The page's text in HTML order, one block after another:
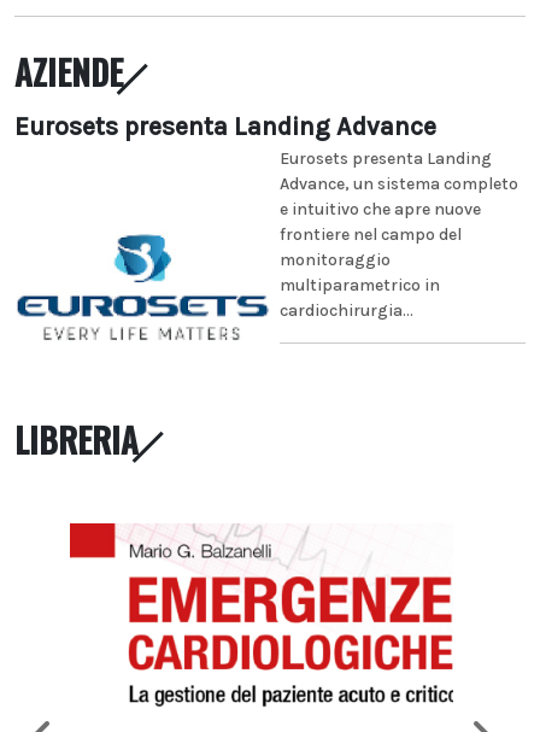
AZIENDE
Eurosets presenta Landing Advance
Eurosets presenta Landing
Advance, un sistema completo
e intuitivo che apre nuove
frontiere nel campo del
monitoraggio
multiparametrico in
cardiochirurgia...
LIBRERIA